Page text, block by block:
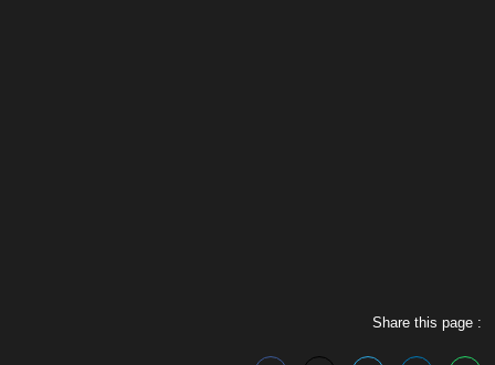
Share this page :